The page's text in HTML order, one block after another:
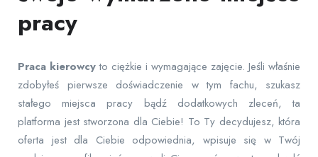
pracy
Praca kierowcyto ciężkie i wymagające zajęcie. Jeśli właśnie
zdobyłeś pierwsze doświadczenie w tym fachu, szukasz
stałego miejsca pracy bądź dodatkowych zleceń, ta
platforma jest stworzona dla Ciebie! To Ty decydujesz, która
oferta jest dla Ciebie odpowiednia, wpisuje się w Twój